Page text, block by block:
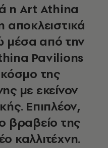
η Art Athina
αποκλειστικά
μέσα από την
Pavilions
της
με εκείνον
Επιπλέον,
βραβείο της
καλλιτέχνη.